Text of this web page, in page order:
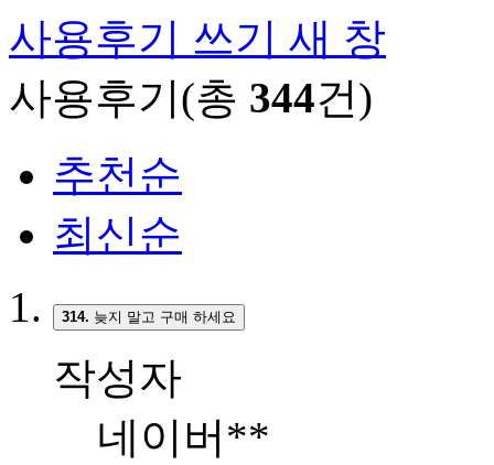
사용후기 쓰기 새 창
사용후기(총 344건)
추천순
최신순
314. 늦지 말고 구매 하세요
작성자
네이버**